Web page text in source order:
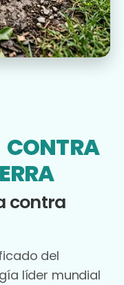
contra
del
líder mundial